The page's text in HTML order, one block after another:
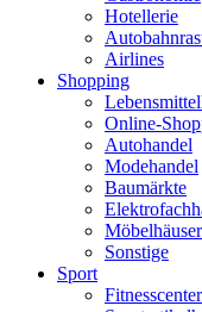
Hotellerie
Airlines
Shopping
Online-
Autohandel
Modehandel
Baumärkte
Möbelhäuser
Sonstige
Sport
Fitnesscenter